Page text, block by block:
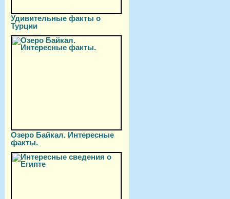
Удивительные факты о
Турции
Озеро Байкал. Интересные
факты.